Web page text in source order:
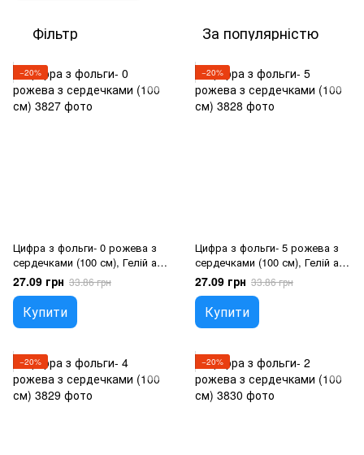
Фільтр За популярністю
−20%
Цифра з фольги- 0 рожева з
сердечками (100 см), Гелій або
повітря
27.09 грн 33.86 грн
Купити
−20%
Цифра з фольги- 5 рожева з
сердечками (100 см), Гелій або
повітря
27.09 грн 33.86 грн
Купити
−20% −20%